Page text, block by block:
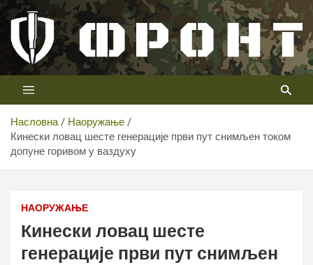
Скип
цонтент
Телевизија ФРОНТ
Први војни канал у Србији
Насловна
Наоружање
Кинески ловац шесте генерације први пут снимљен током
допуне горивом у ваздуху
НАОРУЖАЊЕ
Кинески ловац шесте
генерације први пут снимљен